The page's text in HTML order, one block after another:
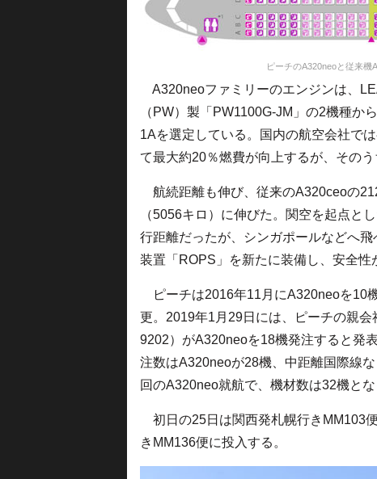
ピーチのA320neoと従来機
A320neoファミリーのエンジンは、
（PW）製「PW1100G-JM」の2機種
1Aを選定している。国内の航空会社で
て最大約20％燃費が向上するが、その
航続距離も伸び、従来のA320ceoの
（5056キロ）に伸びた。関空を起点と
行距離だったが、シンガポールなどへ
装置「ROPS」を新たに装備し、安全性
ピーチは2016年11月にA320neoを10
更。2019年1月29日には、ピーチの親
9202）がA320neoを18機発注すると発
注数はA320neoが28機、中距離国際線
回のA320neo就航で、機材数は32機とな
初日の25日は関西発札幌行きMM103
きMM136便に投入する。